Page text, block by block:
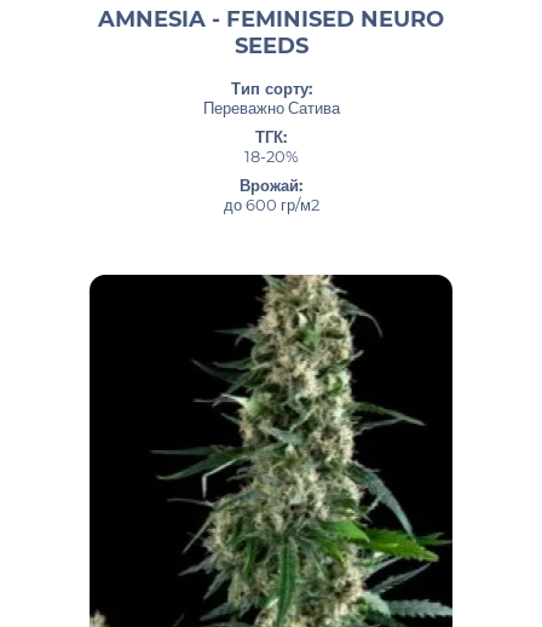
AMNESIA - FEMINISED NEURO
SEEDS
Тип сорту:
Переважно Сатива
ТГК:
18-20%
Врожай:
до 600 гр/м2